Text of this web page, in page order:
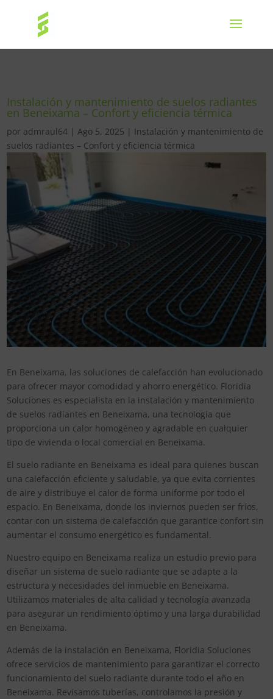
Instalación y mantenimiento de suelos radiantes
en Beneixama – Confort y eficiencia térmica
por admraul64 |Ago 5, 2025 | Instalación y mantenimiento de
suelos radiantes – Confort y eficiencia térmica
En Beneixama, las soluciones de calefacción han evolucionado
para ofrecer mayor comodidad y ahorro energético. Floridia
Soluciones es especialista en la instalación y mantenimiento
de suelos radiantes en Beneixama, una tecnología que
proporciona un calor homogéneo y agradable en cualquier
tipo de vivienda o local comercial en Beneixama.
El suelo radiante en Beneixama es ideal para quienes buscan
una calefacción eficiente y saludable, ya que evita corrientes
de aire y distribuye el calor de forma uniforme por todo el
espacio. En Beneixama, donde los inviernos pueden ser fríos,
contar con un sistema de calefacción que garantice confort sin
aumentar el consumo energético es fundamental.
Nuestro equipo en Beneixama realiza un estudio previo para
diseñar un sistema de suelo radiante que se adapte a la
estructura y necesidades del inmueble en Beneixama.
Utilizamos materiales de alta calidad y tecnología avanzada
para asegurar un rendimiento óptimo y una larga durabilidad
en Beneixama.
Además de la instalación en Beneixama, Floridia Soluciones
ofrece servicios de mantenimiento para garantizar el correcto
funcionamiento del suelo radiante durante todo el año en
Beneixama. Revisamos tuberías, controlamos la presión y